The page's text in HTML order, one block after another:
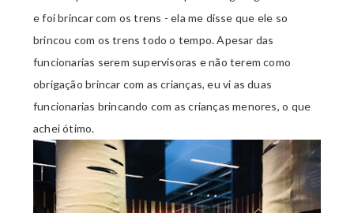
e foi brincar com os trens - ela me disse que ele so
brincou com os trens todo o tempo. Apesar das
funcionarias serem supervisoras e não terem como
obrigação brincar com as crianças, eu vi as duas
funcionarias brincando com as crianças menores, o que
achei ótimo.